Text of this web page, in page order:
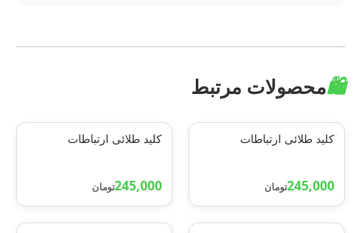
🛍️محصولات مرتبط
کلید طلائی ارتباطات
245,000تومان
کلید طلائی ارتباطات
245,000تومان